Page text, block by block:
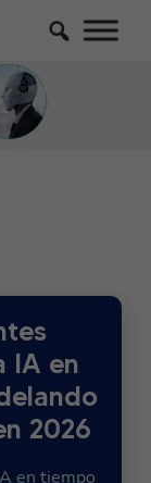
IA en
2026
en tiempo